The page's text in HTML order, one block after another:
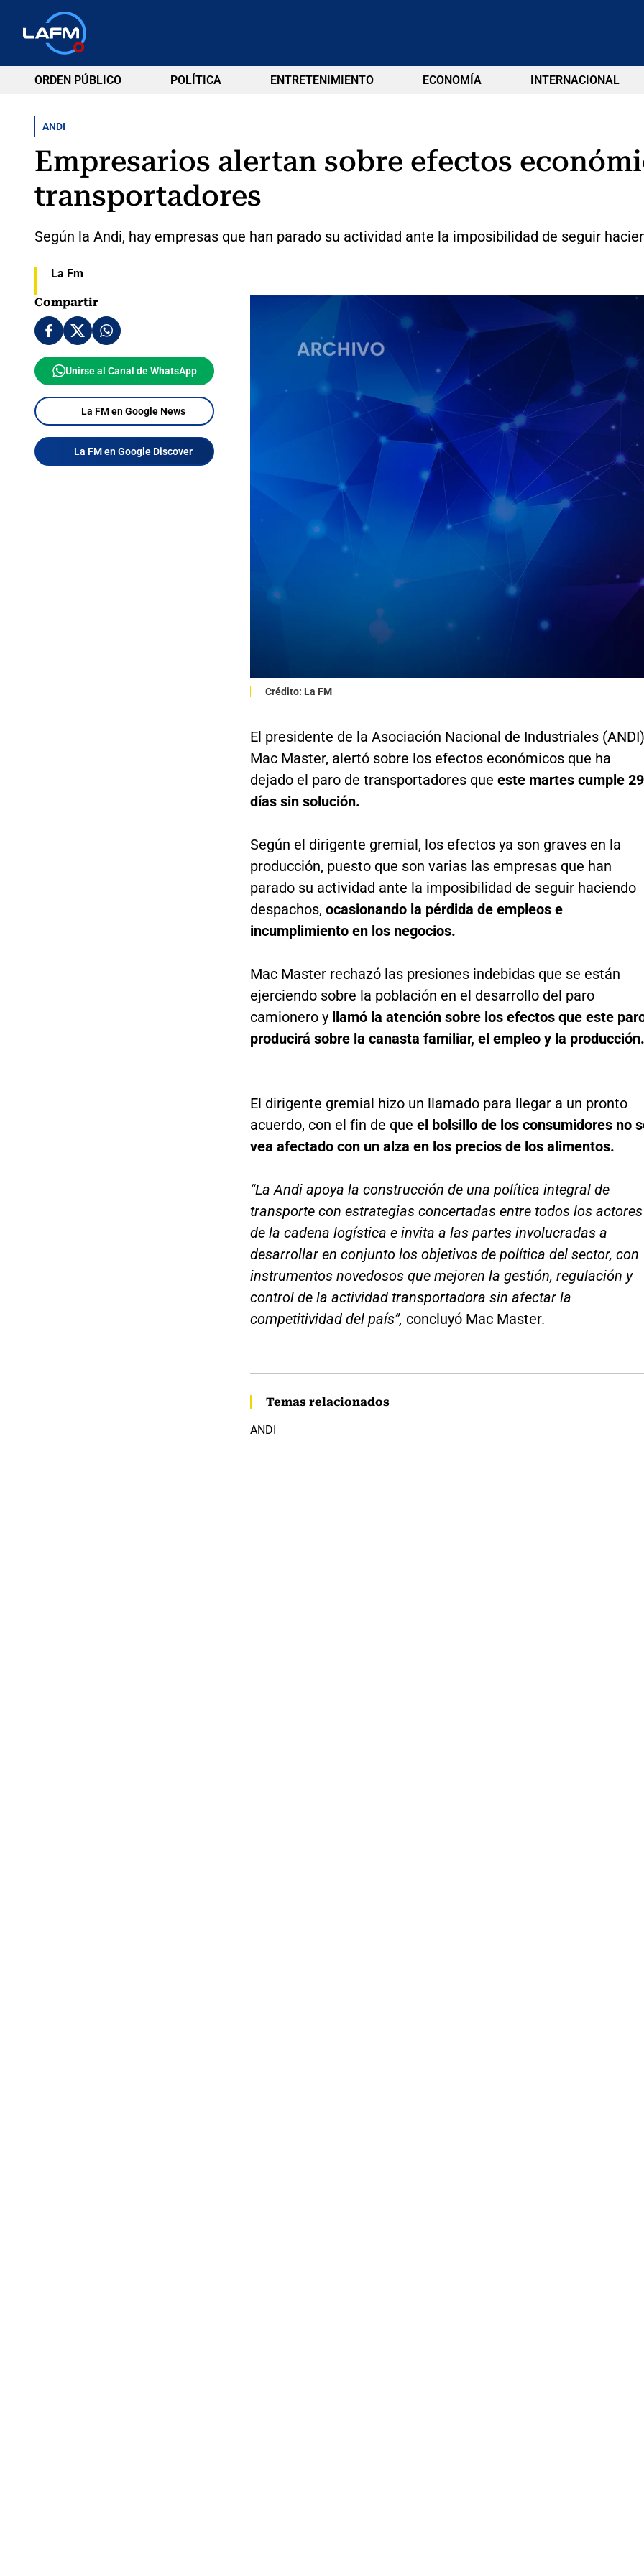
ORDEN PÚBLICO POLÍTICA ENTRETENIMIENTO ECONOMÍA INTERNACIONAL
ANDI
Empresarios alertan sobre efectos
transportadores
Según la Andi, hay empresas que han parado su actividad ante la imposibilidad de seguir
La Fm
Compartir
Unirse al Canal de WhatsApp
La FM en Google News
La FM en Google Discover
Crédito: La FM
El presidente de la Asociación Nacional de Industriales
Mac Master, alertó sobre los efectos económicos que ha
dejado el paro de transportadores que este martes cumple 29
días sin solución.
Según el dirigente gremial, los efectos ya son graves en la
producción, puesto que son varias las empresas que han
parado su actividad ante la imposibilidad de seguir haciendo
despachos, ocasionando la pérdida de empleos e
incumplimiento en los negocios.
Mac Master rechazó las presiones indebidas que se están
ejerciendo sobre la población en el desarrollo del paro
camionero yllamó la atención sobre los efectos que este
producirá sobre la canasta familiar, el empleo y la producción.
El dirigente gremial hizo un llamado para llegar a un pronto
acuerdo, con el fin de que el bolsillo de los consumidores no
vea afectado con un alza en los precios de los alimentos.
“La Andi apoya la construcción de una política integral de
transporte con estrategias concertadas entre todos los actores
de la cadena logística e invita a las partes involucradas a
desarrollar en conjunto los objetivos de política del sector, con
instrumentos novedosos que mejoren la gestión, regulación y
control de la actividad transportadora sin afectar la
competitividad del país”, concluyó Mac Master.
Temas relacionados
ANDI